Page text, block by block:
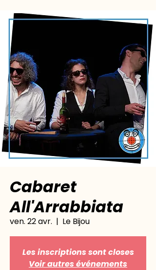
Cabaret
All'Arrabbiata
ven. 22 avr.
  |
Le Bijou
Les inscriptions sont closes
Voir autres événements